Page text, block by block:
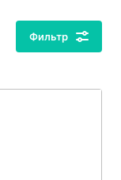
Фильтр